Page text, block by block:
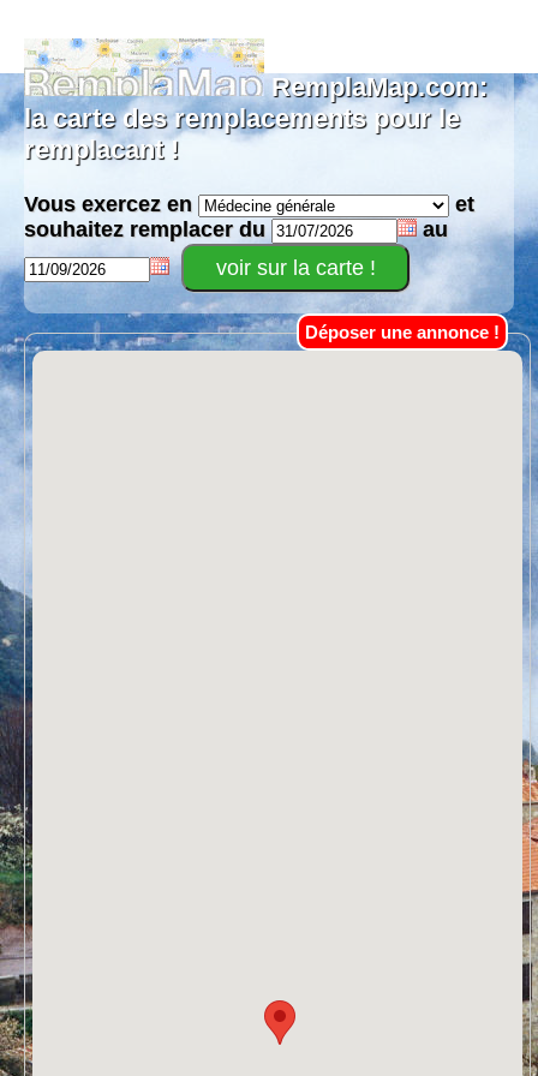
RemplaMap.com:
la carte des remplacements pour le
remplacant !
Vous exercez en
et
souhaitez remplacer du
au
Déposer une annonce !